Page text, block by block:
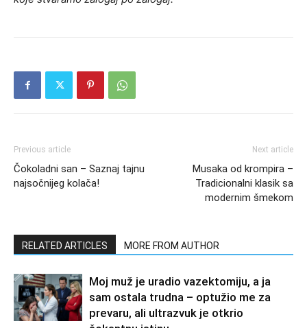
Previous article
Čokoladni san – Saznaj tajnu
najsočnijeg kolača!
Next article
Musaka od krompira –
Tradicionalni klasik sa
modernim šmekom
RELATED ARTICLES MORE FROM AUTHOR
Moj muž je uradio vazektomiju, a ja
sam ostala trudna – optužio me za
prevaru, ali ultrazvuk je otkrio